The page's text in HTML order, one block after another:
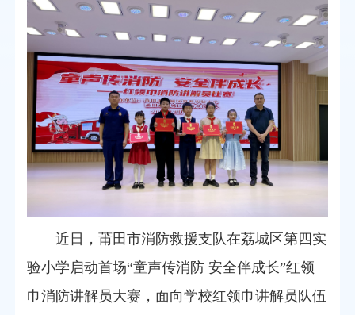
近日 ，莆田 市消防救援支队在荔城区第四实
验小学启动首场“童声传消防 安全伴成长”红领
巾消防讲解员大赛，面向学校红领巾讲解员队伍